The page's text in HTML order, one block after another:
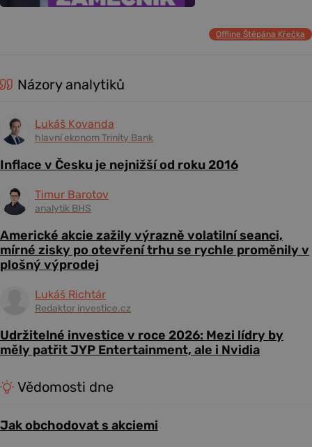
Offline Štěpána Křečka
Názory analytiků
Lukáš Kovanda
hlavní ekonom Trinity Bank
Inflace v Česku je nejnižší od roku 2016
Timur Barotov
analytik BHS
Americké akcie zažily výrazně volatilní seanci,
mírné zisky po otevření trhu se rychle proměnily v
plošný výprodej
Lukáš Richtár
Redaktor investice.cz
Udržitelné investice v roce 2026: Mezi lídry by
měly patřit JYP Entertainment, ale i Nvidia
Vědomosti dne
Jak obchodovat s akciemi